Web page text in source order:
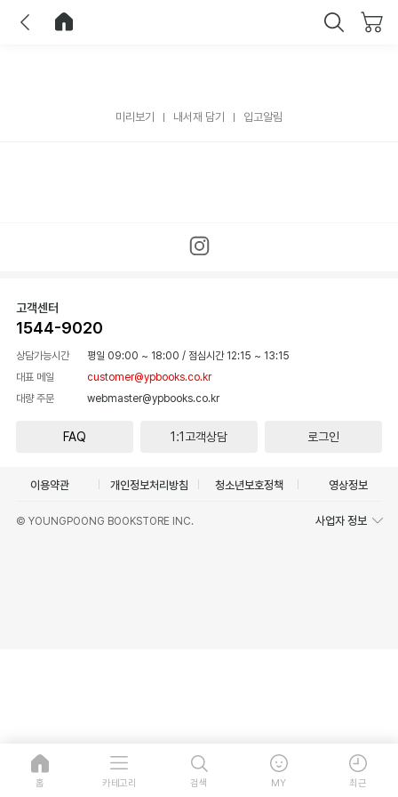
미리보기 내서재 담기 입고알림
고객센터
1544-9020
상담가능시간 평일 09:00 ~ 18:00 / 점심시간 12:15 ~ 13:15
대표 메일
customer@ypbooks.co.kr
대량 주문
webmaster@ypbooks.co.kr
FAQ 1:1고객상담 로그인
이용약관 개인정보처리방침 청소년보호정책 영상정보
© YOUNGPOONG BOOKSTORE INC. 사업자 정보
홈 카테고리 검색 MY 최근